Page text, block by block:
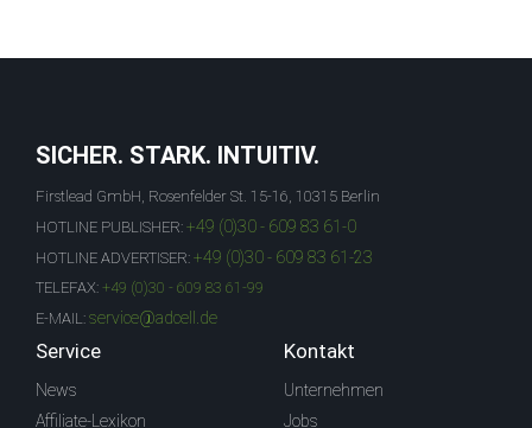
SICHER. STARK. INTUITIV.
Firstlead GmbH, Rosenfelder St. 15-16, 10315 Berlin
HOTLINE PUBLISHER: +49 (0)30 - 609 83 61-0
HOTLINE ADVERTISER: +49 (0)30 - 609 83 61-23
TELEFAX: +49 (0)30 - 609 83 61-99
E-MAIL: service@adcell.de
Service
News
Affiliate-Lexikon
Kontakt
Unternehmen
Jobs